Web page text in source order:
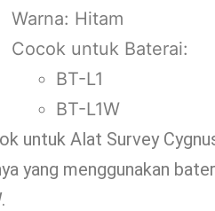
Warna: Hitam
Cocok untuk Baterai:
BT-L1
BT-L1W
untuk Alat Survey
yang menggunakan